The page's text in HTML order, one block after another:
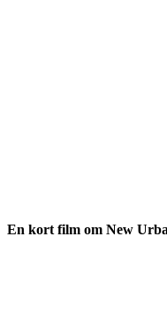
En kort film om New